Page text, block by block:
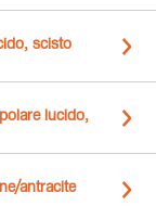
scisto
lucido,
antracite